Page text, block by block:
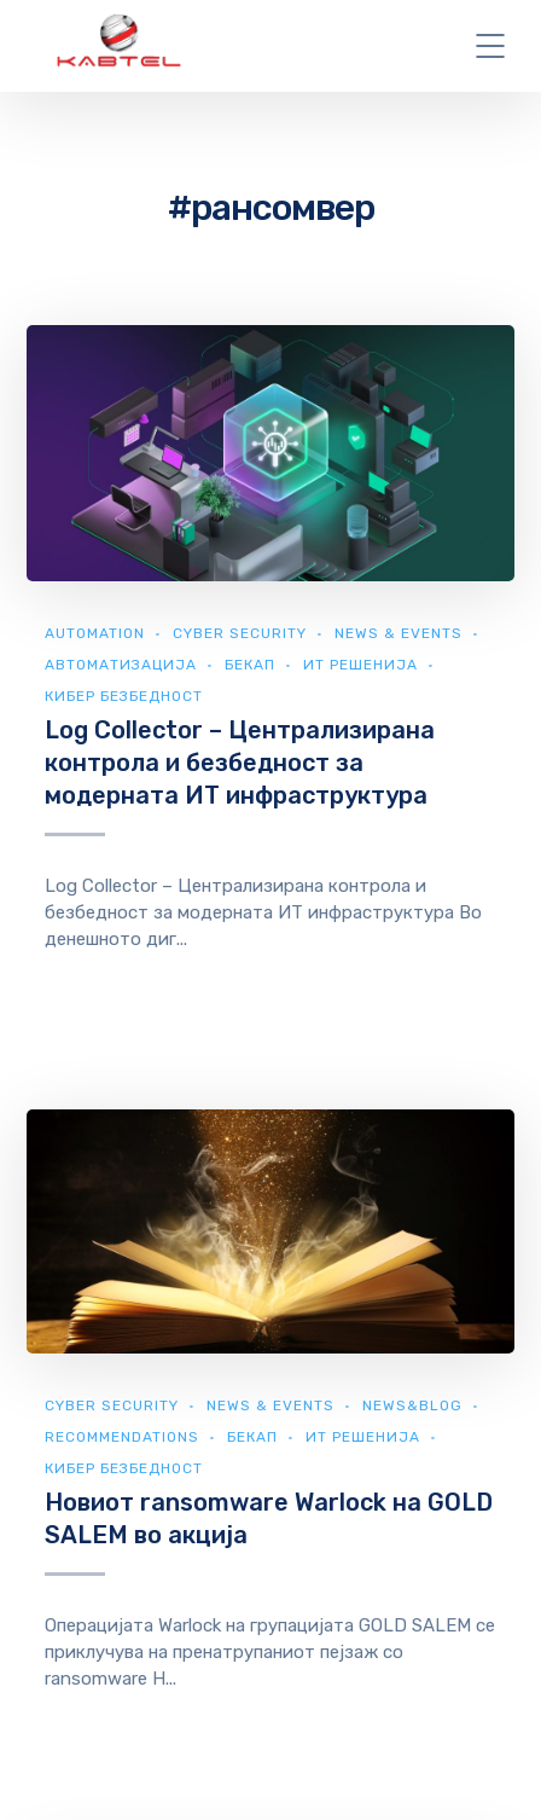
#рансомвер
AUTOMATION CYBER SECURITY
NEWS & EVENTS
АВТОМАТИЗАЦИЈА
БЕКАП
ИТ РЕШЕНИЈА
КИБЕР БЕЗБЕДНОСТ
Log Collector – Централизирана
контрола и безбедност за
модерната ИТ инфраструктура
Log Collector – Централизирана контрола и
безбедност за модерната ИТ инфраструктура Во
денешното диг...
CYBER SECURITY NEWS & EVENTS
NEWS&BLOG
RECOMMENDATIONS
БЕКАП
ИТ РЕШЕНИЈА
КИБЕР БЕЗБЕДНОСТ
Новиот ransomware Warlock на GOLD
SALEM во акција
Операцијата Warlock на групацијата GOLD SALEM се
приклучува на пренатрупаниот пејзаж со
ransomware Н...